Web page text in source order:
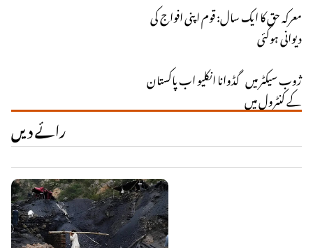
معرکہ حق کا ایک سال: قوم اپنی افواج کی
دیوانی ہوگئی
ژوب سیکٹر میں گڈوانا انکلیو اب پاکستان
کے کنٹرول میں
رائے دیں